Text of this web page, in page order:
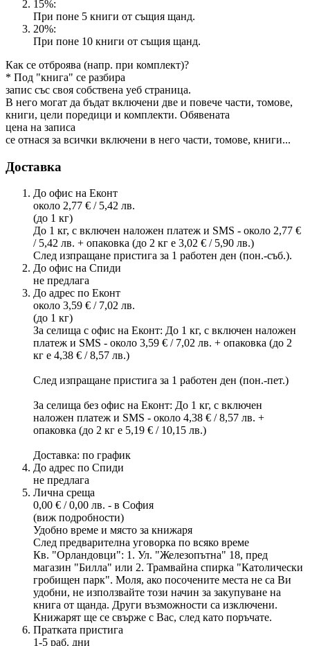
15%:
При поне 5 книги от същия щанд.
20%:
При поне 10 книги от същия щанд.
Как се отброява (напр. при комплект)?
* Под "книга" се разбира
запис със своя собствена уеб страница.
В него могат да бъдат включени две и повече части, томове,
книги, цели поредици и комплекти. Обявената
цена на записа
се отнася за всички включени в него части, томове, книги...
Доставка
До офис на Еконт
около 2,77 € / 5,42 лв.
(до 1 кг)
До 1 кг, с включен наложен платеж и SMS - около 2,77 €
/ 5,42 лв. + опаковка (до 2 кг е 3,02 € / 5,90 лв.)
След изпращане пристига за 1 работен ден (пон.-съб.).
До офис на Спиди
не предлага
До адрес по Еконт
около 3,59 € / 7,02 лв.
(до 1 кг)
За селища с офис на Еконт: До 1 кг, с включен наложен
платеж и SMS - около 3,59 € / 7,02 лв. + опаковка (до 2
кг е 4,38 € / 8,57 лв.)
След изпращане пристига за 1 работен ден (пон.-пет.)
За селища без офис на Еконт: До 1 кг, с включен
наложен платеж и SMS - около 4,38 € / 8,57 лв. +
опаковка (до 2 кг е 5,19 € / 10,15 лв.)
Доставка: по график
До адрес по Спиди
не предлага
Лична среща
0,00 € / 0,00 лв. - в София
(виж подробности)
Удобно време и място за книжаря
След предварителна уговорка по всяко време
Кв. "Орландовци": 1. Ул. "Железопътна" 18, пред
магазин "Билла" или 2. Трамвайна спирка "Католически
гробищен парк". Моля, ако посочените места не са Ви
удобни, не използвайте този начин за закупуване на
книга от щанда. Други възможности са изключени.
Книжарят ще се свърже с Вас, след като поръчате.
Пратката пристига
1-5 раб. дни